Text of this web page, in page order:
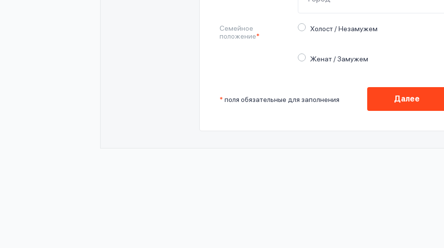
Семейное
положение*
Холост / Незамужем
Женат / Замужем
* поля обязательные для заполнения Далее